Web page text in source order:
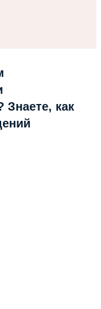
Знаете, как